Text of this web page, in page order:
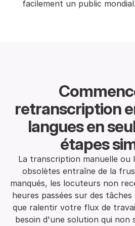
facilement un public mondial.
retranscription
langues en
étapes
La transcription manuelle ou
obsolètes entraîne de la
manqués, les locuteurs non
heures passées sur des
que ralentir votre flux de
besoin d'une solution qui non